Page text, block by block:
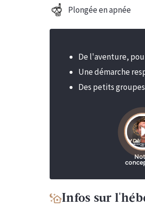
Plongée en apnée
De l'aventure,
Une démarche
Des petits
Infos sur